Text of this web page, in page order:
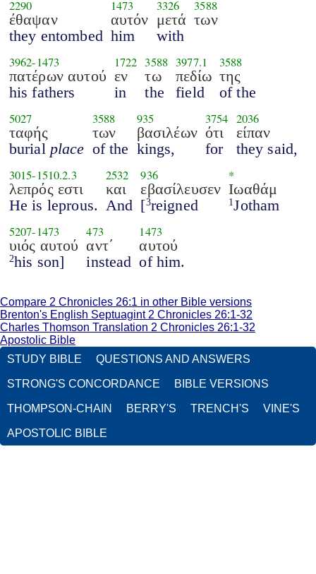
2290
έθαψαν
they entombed
1473
αυτόν
him
3326
μετά
with
3588
των
3962-1473
πατέρων αυτού
his fathers
1722
εν
in
3588
τω
the
3977.1
πεδίω
field
3588
της
of the
5027
ταφής
burial place
3588
των
of the
935
βασιλέων
kings,
3754
ότι
for
2036
είπαν
they said,
3015-1510.2.3
λεπρός εστι
He is leprous.
2532
και
And
936
εβασίλευσεν
[3reigned
*
Ιωαθάμ
1 Jotham
5207-1473
υιός αυτού
2his son]
473
αντ΄
instead
1473
αυτού
of him.
Compare 2 Chronicles 26:1 in other Bible versions
Brenton's English Septuagint 2 Chronicles 26:1-32
Charles Thomson Translation 2 Chronicles 26:1-32
Apostolic Bible
STUDY BIBLE
QUESTIONS AND ANSWERS
STRONG'S CONCORDANCE BIBLE VERSIONS
THOMPSON-CHAIN BERRY'S TRENCH'S VINE'S
APOSTOLIC BIBLE